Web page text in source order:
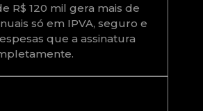
R$ 120 mil gera mais de
só em IPVA, seguro e
que a assinatura